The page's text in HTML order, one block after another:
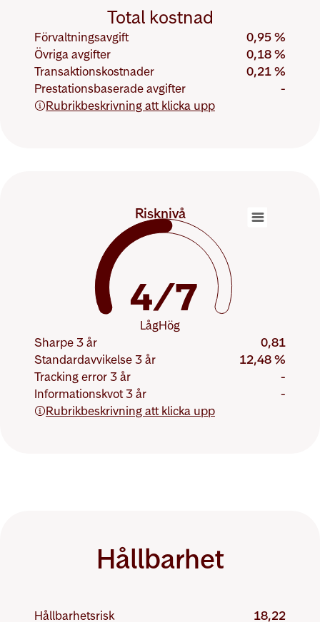
Total kostnad
Procentandel:
Förvaltningsavgift
0,95 %
Övriga avgifter
0,18 %
Transaktionskostnader
0,21 %
Prestationsbaserade avgifter
-
Rubrikbeskrivning att klicka upp
Risknivå
Chart with 1 data point.
The chart has 1 Y axis displaying values. Data
4/7
End of interactive chart.
LågHög
Riskvärde:
Sharpe 3 år
0,81
Standardavvikelse 3 år
12,48 %
Tracking error 3 år
-
Informationskvot 3 år
-
Rubrikbeskrivning att klicka upp
Hållbarhet
Hållbarhetsrisk
18,22